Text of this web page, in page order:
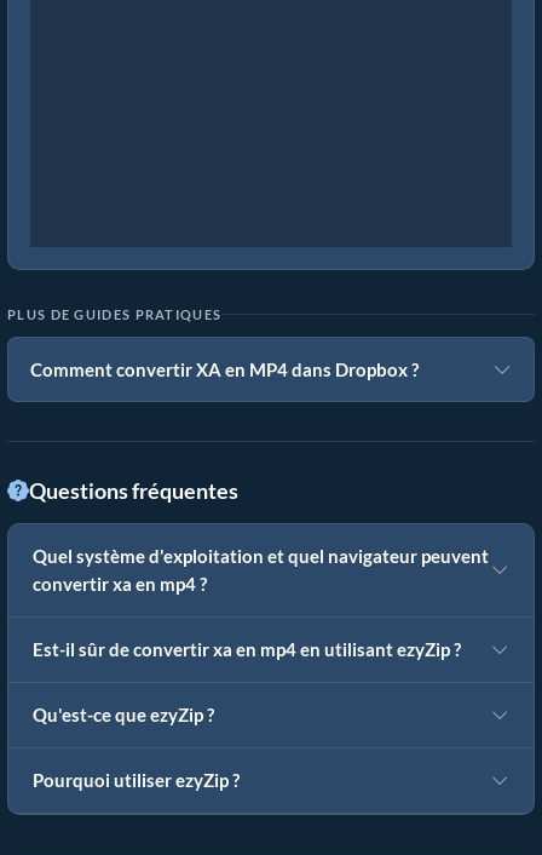
PLUS DE GUIDES PRATIQUES
Comment convertir XA en MP4 dans Dropbox ?
Questions fréquentes
Quel système d'exploitation et quel navigateur peuvent
convertir xa en mp4 ?
Est-il sûr de convertir xa en mp4 en utilisant ezyZip ?
Qu'est-ce que ezyZip ?
Pourquoi utiliser ezyZip ?